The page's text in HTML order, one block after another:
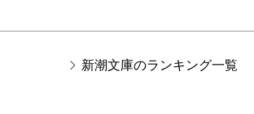
新潮文庫のランキング一覧